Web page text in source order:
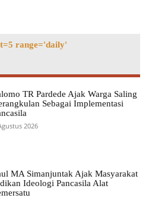
range='daily'
TR Pardede Ajak Warga Saling
Sebagai Implementasi
2026
MA Simanjuntak Ajak Masyarakat
Ideologi Pancasila Alat